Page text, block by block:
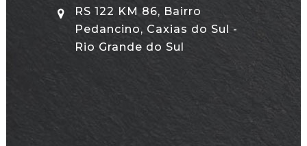
RS 122 KM 86, Bairro
Pedancino, Caxias do Sul -
Rio Grande do Sul